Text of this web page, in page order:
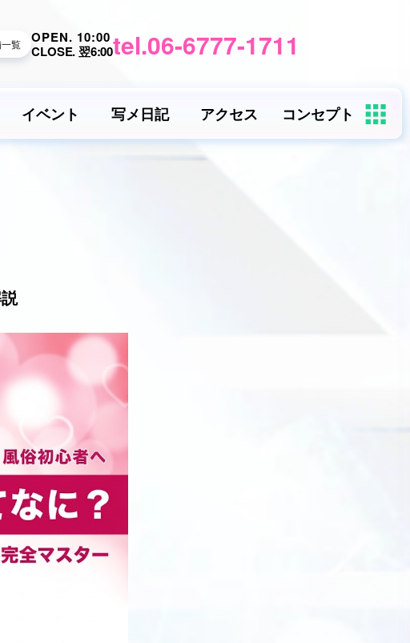
一覧
OPEN. 10:00
CLOSE. 翌6:00tel.06-6777-1711
イベント 写メ日記 アクセス コンセプト